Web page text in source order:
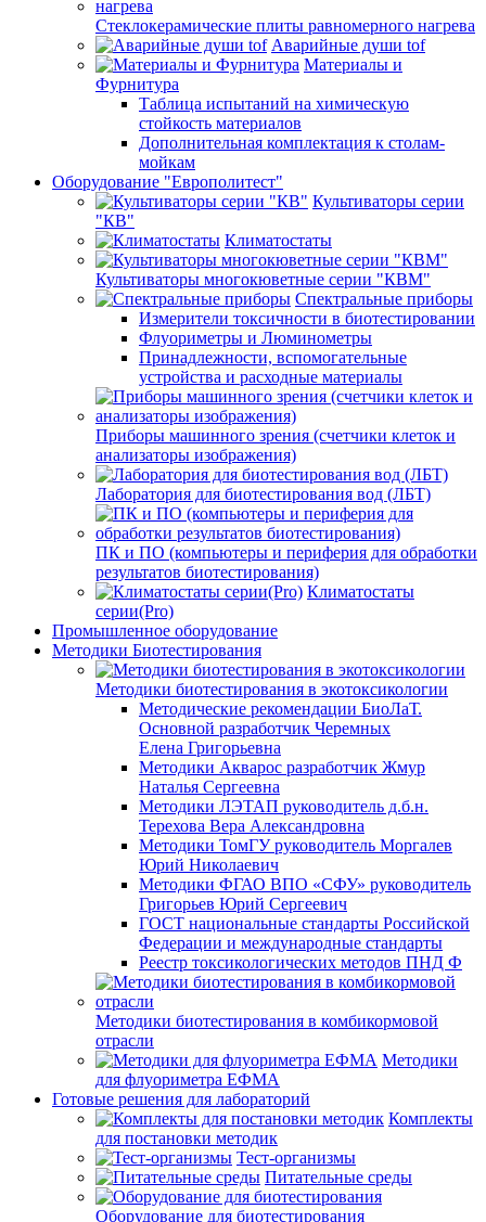
Стеклокерамические плиты равномерного нагрева
Аварийные души tof
Материалы и
Фурнитура
Таблица испытаний на химическую
стойкость материалов
Дополнительная комплектация к столам-
мойкам
Оборудование "Европолитест"
Культиваторы серии
"КВ"
Климатостаты
Культиваторы многокюветные серии "КВМ"
Спектральные приборы
Измерители токсичности в биотестировании
Флуориметры и Люминометры
Принадлежности, вспомогательные
устройства и расходные материалы
Приборы машинного зрения (счетчики клеток и
анализаторы изображения)
Лаборатория для биотестирования вод (ЛБТ)
ПК и ПО (компьютеры и периферия для обработки
результатов биотестирования)
Климатостаты
серии(Pro)
Промышленное оборудование
Методики Биотестирования
Методики биотестирования в экотоксикологии
Методические рекомендации БиоЛаТ.
Основной разработчик Черемных
Елена Григорьевна
Методики Акварос разработчик Жмур
Наталья Сергеевна
Методики ЛЭТАП руководитель д.б.н.
Терехова Вера Александровна
Методики ТомГУ руководитель Моргалев
Юрий Николаевич
Методики ФГАО ВПО «СФУ» руководитель
Григорьев Юрий Сергеевич
ГОСТ национальные стандарты Российской
Федерации и международные стандарты
Реестр токсикологических методов ПНД Ф
Методики биотестирования в комбикормовой
отрасли
Методики
для флуориметра ЕФМА
Готовые решения для лабораторий
Комплекты
для постановки методик
Тест-организмы
Питательные среды
Оборудование для биотестирования